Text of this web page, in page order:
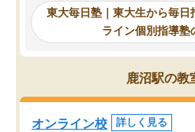
東大毎日塾にたどり着きました。
の長期計画や日々の勉強のやり方
いて客観的なアドバイスをいただ
ので、自信をもって受験勉強を進
ことができました。自分のように
のやり方や進捗管理で苦労してい
には特におすすめしたい塾です。
東大毎日塾｜東大生から毎日
ライン個別指導塾
鹿沼駅の教
オンライン校 詳しく見る